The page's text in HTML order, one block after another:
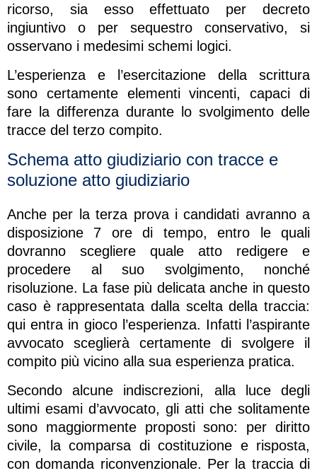
ricorso, sia esso effettuato per decreto
ingiuntivo o per sequestro conservativo, si
osservano i medesimi schemi logici.
L’esperienza e l’esercitazione della scrittura
sono certamente elementi vincenti, capaci di
fare la differenza durante lo svolgimento delle
tracce del terzo compito.
Schema atto giudiziario con tracce e
soluzione atto giudiziario
Anche per la terza prova i candidati avranno a
disposizione 7 ore di tempo, entro le quali
dovranno scegliere quale atto redigere e
procedere al suo svolgimento, nonché
risoluzione. La fase più delicata anche in questo
caso è rappresentata dalla scelta della traccia:
qui entra in gioco l’esperienza. Infatti l’aspirante
avvocato sceglierà certamente di svolgere il
compito più vicino alla sua esperienza pratica.
Secondo alcune indiscrezioni, alla luce degli
ultimi esami d’avvocato, gli atti che solitamente
sono maggiormente proposti sono: per diritto
civile, la comparsa di costituzione e risposta,
con domanda riconvenzionale. Per la traccia di